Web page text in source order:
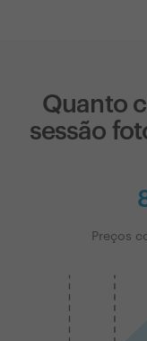
Quanto
sessão
Preços